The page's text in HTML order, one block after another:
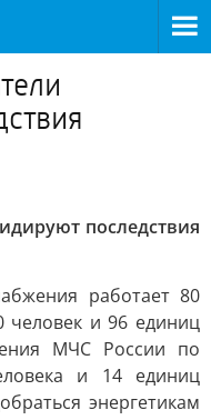
последствия
работает 80
человек и 96 единиц
МЧС России по
и 14 единиц
энергетикам